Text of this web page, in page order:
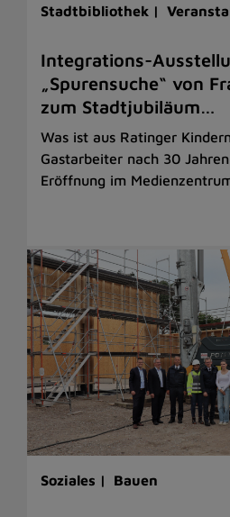
Stadtbibliothek |
Integrations-
„Spurensuche“ von
zum Stadtjubiläum…
Was ist aus Ratinger
Gastarbeiter nach 30
Eröffnung im
Soziales | Bauen